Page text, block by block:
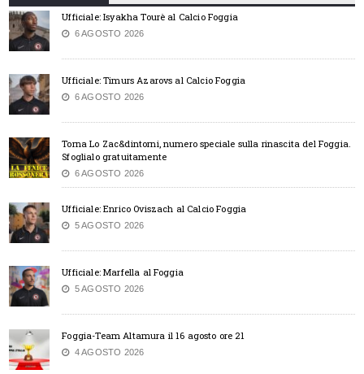
Ufficiale: Isyakha Tourè al Calcio Foggia
6 AGOSTO 2026
Ufficiale: Timurs Azarovs al Calcio Foggia
6 AGOSTO 2026
Torna Lo Zac&dintorni, numero speciale sulla rinascita del Foggia.
Sfoglialo gratuitamente
6 AGOSTO 2026
Ufficiale: Enrico Oviszach al Calcio Foggia
5 AGOSTO 2026
Ufficiale: Marfella al Foggia
5 AGOSTO 2026
Foggia-Team Altamura il 16 agosto ore 21
4 AGOSTO 2026